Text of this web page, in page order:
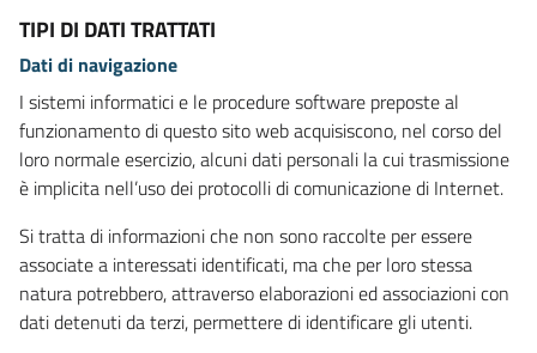
TIPI DI DATI TRATTATI
Dati di navigazione
I sistemi informatici e le procedure software preposte al
funzionamento di questo sito web acquisiscono, nel corso del
loro normale esercizio, alcuni dati personali la cui trasmissione
è implicita nell’uso dei protocolli di comunicazione di Internet.
Si tratta di informazioni che non sono raccolte per essere
associate a interessati identificati, ma che per loro stessa
natura potrebbero, attraverso elaborazioni ed associazioni con
dati detenuti da terzi, permettere di identificare gli utenti.